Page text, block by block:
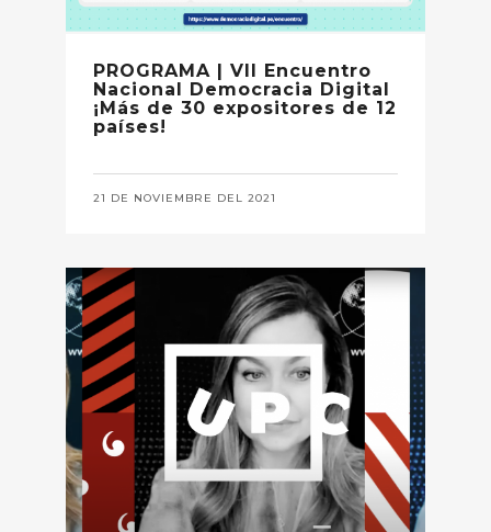
PROGRAMA | VII Encuentro
Nacional Democracia Digital
¡Más de 30 expositores de 12
países!
21 DE NOVIEMBRE DEL 2021